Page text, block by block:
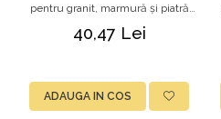
pentru granit, marmură și piatră
naturală – Ilpa Extra Wax Aqua
40,47 Lei
ADAUGA IN COS